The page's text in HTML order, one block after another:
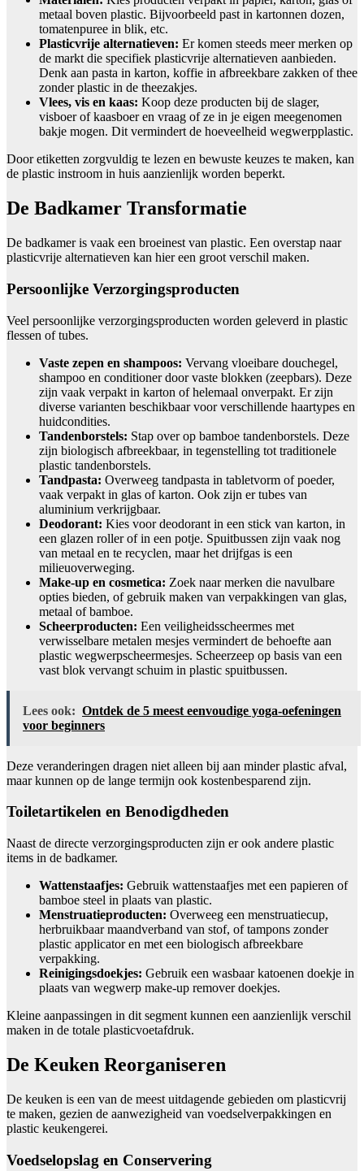
metaal boven plastic. Bijvoorbeeld past in kartonnen dozen,
tomatenpuree in blik, etc.
Plasticvrije alternatieven: Er komen steeds meer merken op
de markt die specifiek plasticvrije alternatieven aanbieden.
Denk aan pasta in karton, koffie in afbreekbare zakken of thee
zonder plastic in de theezakjes.
Vlees, vis en kaas: Koop deze producten bij de slager,
visboer of kaasboer en vraag of ze in je eigen meegenomen
bakje mogen. Dit vermindert de hoeveelheid wegwerpplastic.
Door etiketten zorgvuldig te lezen en bewuste keuzes te maken, kan
de plastic instroom in huis aanzienlijk worden beperkt.
De Badkamer Transformatie
De badkamer is vaak een broeinest van plastic. Een overstap naar
plasticvrije alternatieven kan hier een groot verschil maken.
Persoonlijke Verzorgingsproducten
Veel persoonlijke verzorgingsproducten worden geleverd in plastic
flessen of tubes.
Vaste zepen en shampoos: Vervang vloeibare douchegel,
shampoo en conditioner door vaste blokken (zeepbars). Deze
zijn vaak verpakt in karton of helemaal onverpakt. Er zijn
diverse varianten beschikbaar voor verschillende haartypes en
huidcondities.
Tandenborstels: Stap over op bamboe tandenborstels. Deze
zijn biologisch afbreekbaar, in tegenstelling tot traditionele
plastic tandenborstels.
Tandpasta: Overweeg tandpasta in tabletvorm of poeder,
vaak verpakt in glas of karton. Ook zijn er tubes van
aluminium verkrijgbaar.
Deodorant: Kies voor deodorant in een stick van karton, in
een glazen roller of in een potje. Spuitbussen zijn vaak nog
van metaal en te recyclen, maar het drijfgas is een
milieuoverweging.
Make-up en cosmetica: Zoek naar merken die navulbare
opties bieden, of gebruik maken van verpakkingen van glas,
metaal of bamboe.
Scheerproducten: Een veiligheidsscheermes met
verwisselbare metalen mesjes vermindert de behoefte aan
plastic wegwerpscheermesjes. Scheerzeep op basis van een
vast blok vervangt schuim in plastic spuitbussen.
Lees ook: Ontdek de 5 meest eenvoudige yoga-oefeningen
voor beginners
Deze veranderingen dragen niet alleen bij aan minder plastic afval,
maar kunnen op de lange termijn ook kostenbesparend zijn.
Toiletartikelen en Benodigdheden
Naast de directe verzorgingsproducten zijn er ook andere plastic
items in de badkamer.
Wattenstaafjes: Gebruik wattenstaafjes met een papieren of
bamboe steel in plaats van plastic.
Menstruatieproducten: Overweeg een menstruatiecup,
herbruikbaar maandverband van stof, of tampons zonder
plastic applicator en met een biologisch afbreekbare
verpakking.
Reinigingsdoekjes: Gebruik een wasbaar katoenen doekje in
plaats van wegwerp make-up remover doekjes.
Kleine aanpassingen in dit segment kunnen een aanzienlijk verschil
maken in de totale plasticvoetafdruk.
De Keuken Reorganiseren
De keuken is een van de meest uitdagende gebieden om plasticvrij
te maken, gezien de aanwezigheid van voedselverpakkingen en
plastic keukengerei.
Voedselopslag en Conservering